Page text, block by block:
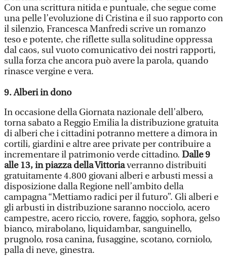
Con una scrittura nitida e puntuale, che segue come
una pelle l’evoluzione di Cristina e il suo rapporto con
il silenzio, Francesca Manfredi scrive un romanzo
teso e potente, che riflette sulla solitudine oppressa
dal caos, sul vuoto comunicativo dei nostri rapporti,
sulla forza che ancora può avere la parola, quando
rinasce vergine e vera.
9. Alberi in dono
In occasione della Giornata nazionale dell’albero,
torna sabato a Reggio Emilia la distribuzione gratuita
di alberi che i cittadini potranno mettere a dimora in
cortili, giardini e altre aree private per contribuire a
incrementare il patrimonio verde cittadino. Dalle 9
alle 13, in piazza della Vittoriaverranno distribuiti
gratuitamente 4.800 giovani alberi e arbusti messi a
disposizione dalla Regione nell’ambito della
campagna “Mettiamo radici per il futuro”. Gli alberi e
gli arbusti in distribuzione saranno nocciolo, acero
campestre, acero riccio, rovere, faggio, sophora, gelso
bianco, mirabolano, liquidambar, sanguinello,
prugnolo, rosa canina, fusaggine, scotano, corniolo,
palla di neve, ginestra.